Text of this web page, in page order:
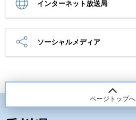
インターネット放送局
ソーシャルメディア
ページトップへ